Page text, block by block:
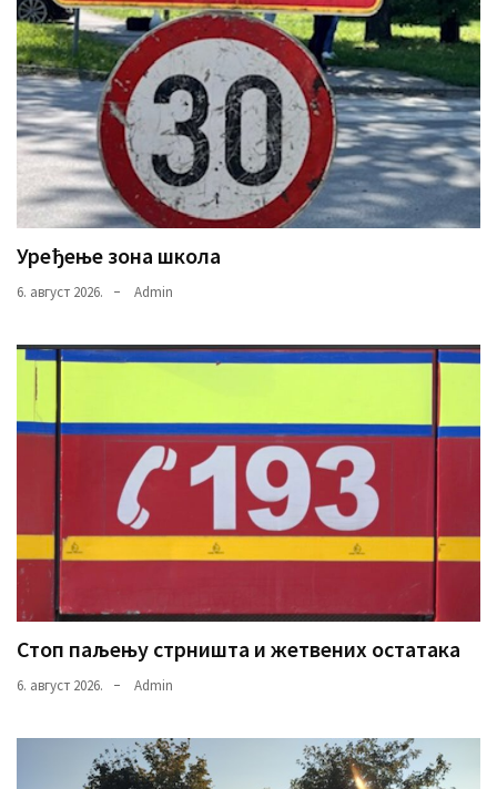
Уређење зона школа
6. август 2026. Admin
Стоп паљењу стрништа и жетвених остатака
6. август 2026. Admin